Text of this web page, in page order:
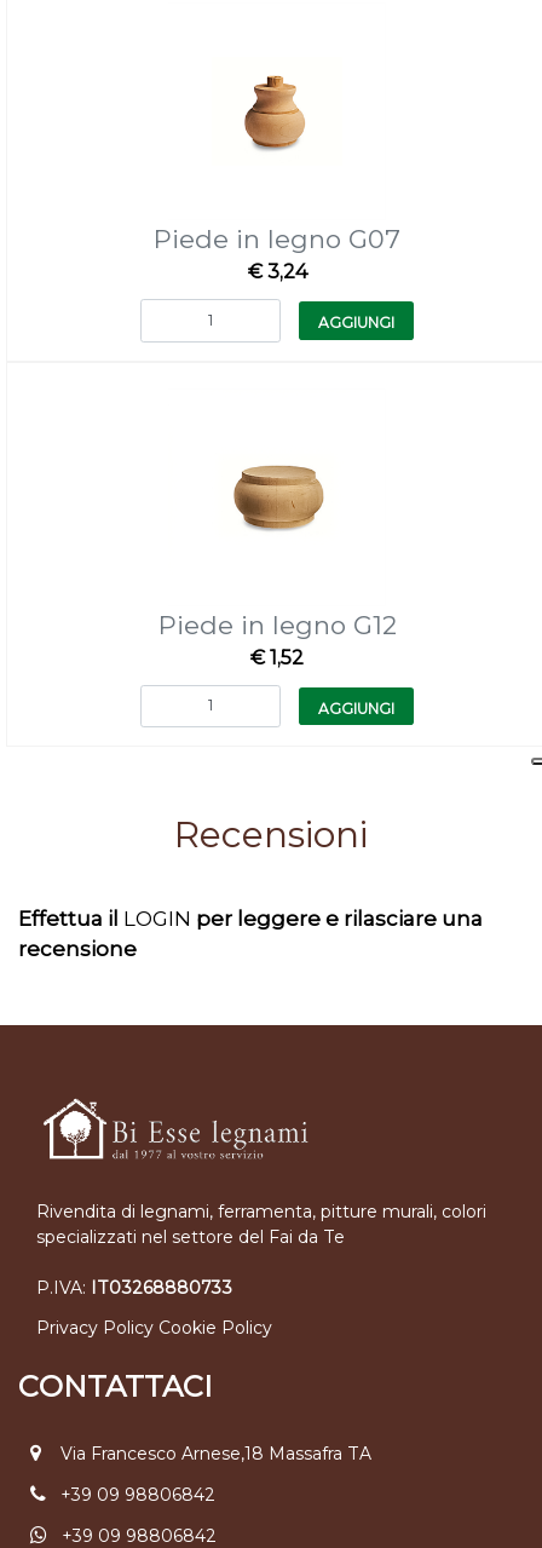
Piede in legno G07
€ 3,24
Quantità
AGGIUNGI
Piede in legno G12
€ 1,52
Quantità
AGGIUNGI
Recensioni
Effettua il LOGIN per leggere e rilasciare una
recensione
Rivendita di legnami, ferramenta, pitture murali, colori
specializzati nel settore del Fai da Te
P.IVA: IT03268880733
Privacy Policy Cookie Policy
CONTATTACI
Via Francesco Arnese,18 Massafra TA
+39 09 98806842
+39 09 98806842